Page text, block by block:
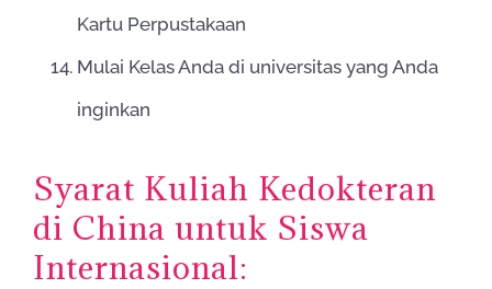
Kartu Perpustakaan
Mulai Kelas Anda di universitas yang Anda
inginkan
Syarat Kuliah Kedokteran
di China untuk Siswa
Internasional: